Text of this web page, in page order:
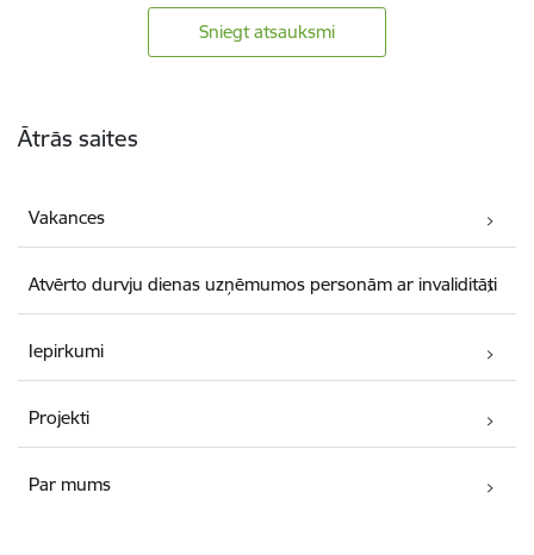
Sniegt atsauksmi
Ātrās saites
Vakances
Atvērto durvju dienas uzņēmumos personām ar invaliditāti
Iepirkumi
Projekti
Par mums